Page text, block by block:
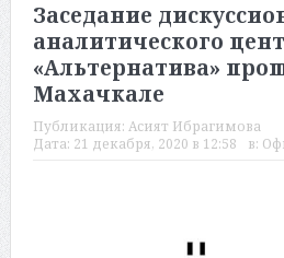
Заседание
аналитического
«Альтернатива»
Махачкале
Публикация: Асият Ибрагимова
Дата: 21 декабря, 2020 в 12:58 в: